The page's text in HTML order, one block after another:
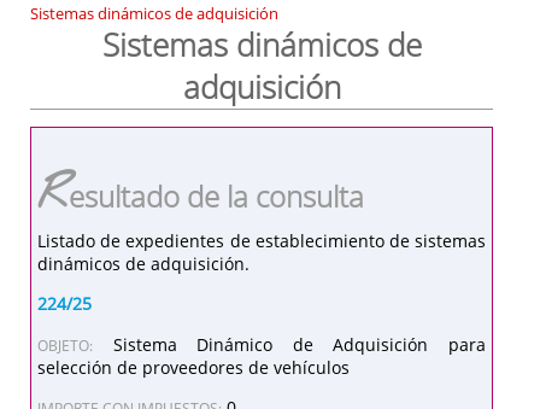
Sistemas dinámicos de adquisición
Sistemas dinámicos de
adquisición
Resultado de la consulta
Listado de expedientes de establecimiento de sistemas
dinámicos de adquisición.
224/25
OBJETO:
Sistema Dinámico de Adquisición para
selección de proveedores de vehículos